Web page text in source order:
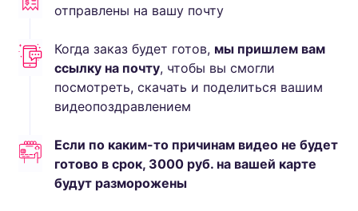
отправлены на вашу почту
Когда заказ будет готов, мы пришлем вам
ссылку на почту, чтобы вы смогли
посмотреть, скачать и поделиться вашим
видеопоздравлением
Если по каким-то причинам видео не будет
готово в срок, 3000 руб. на вашей карте
будут разморожены